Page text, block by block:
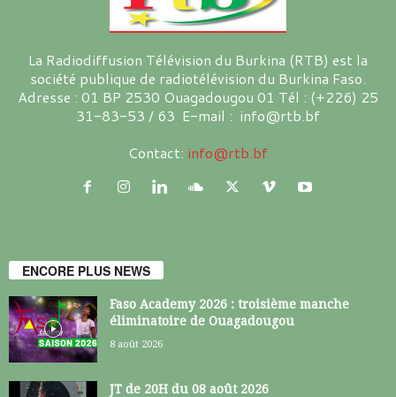
La Radiodiffusion Télévision du Burkina (RTB) est la
société publique de radiotélévision du Burkina Faso.
Adresse : 01 BP 2530 Ouagadougou 01 Tél : (+226) 25
31-83-53 / 63 E-mail : info@rtb.bf
Contact: info@rtb.bf
ENCORE PLUS NEWS
Faso Academy 2026 : troisième manche
éliminatoire de Ouagadougou
8 août 2026
JT de 20H du 08 août 2026